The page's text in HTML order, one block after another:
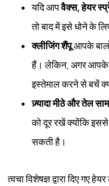
यदि आपवैक्स, हेयर
तो बाद में इसे धोने के
क्लीजिंग शैंपूआपके
हैं। लेकिन, अगर
इस्तेमाल करने से बचें
ज़्यादा मीठे और तेल
को दूर रखें क्योंकि
सकती है।
त्वचा विशेषज्ञ द्वारा दिए गए